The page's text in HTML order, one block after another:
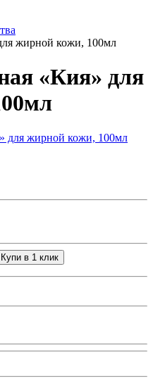
жирной кожи, 100мл
«Кия» для
Купи в 1 клик